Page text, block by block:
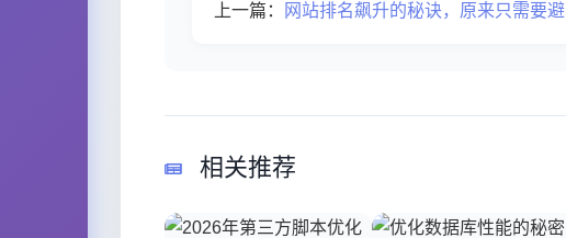
上一篇： 网站排名飙升的秘诀，原来只需要避开这3个致命错误
相关推荐